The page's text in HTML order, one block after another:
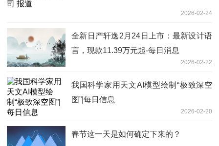
2026-02-24
全新日产轩逸2月24日上市：最新设计语
言，现款11.39万元起-每日消息
2026-02-22
我国科学家用天文AI模型绘制“极致深空
图”|每日信息
2026-02-20
春节这一天是如何确定下来的？